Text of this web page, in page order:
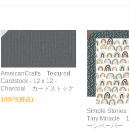
AmeicanCrafts Textured
Cardstock - 12 x 12 -
Charcoal カードストック
100円(税込)
Simple
Tiny Miracle
ーンペーパー